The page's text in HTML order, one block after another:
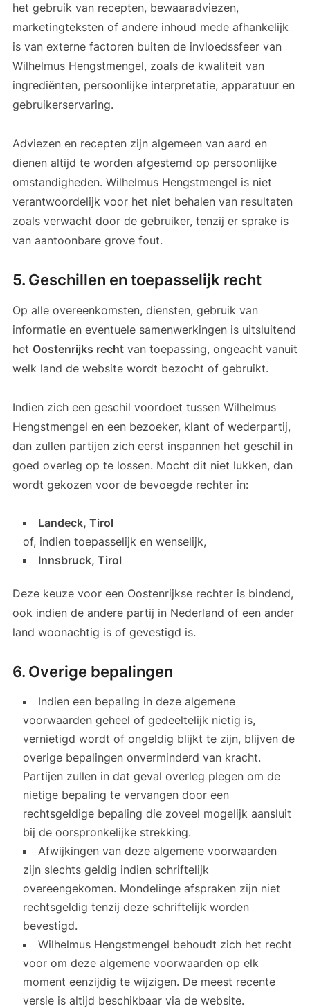
het gebruik van recepten, bewaaradviezen,
marketingteksten of andere inhoud mede afhankelijk
is van externe factoren buiten de invloedssfeer van
Wilhelmus Hengstmengel, zoals de kwaliteit van
ingrediënten, persoonlijke interpretatie, apparatuur en
gebruikerservaring.
Adviezen en recepten zijn algemeen van aard en
dienen altijd te worden afgestemd op persoonlijke
omstandigheden. Wilhelmus Hengstmengel is niet
verantwoordelijk voor het niet behalen van resultaten
zoals verwacht door de gebruiker, tenzij er sprake is
van aantoonbare grove fout.
5. Geschillen en toepasselijk recht
Op alle overeenkomsten, diensten, gebruik van
informatie en eventuele samenwerkingen is uitsluitend
het Oostenrijks rechtvan toepassing, ongeacht vanuit
welk land de website wordt bezocht of gebruikt.
Indien zich een geschil voordoet tussen Wilhelmus
Hengstmengel en een bezoeker, klant of wederpartij,
dan zullen partijen zich eerst inspannen het geschil in
goed overleg op te lossen. Mocht dit niet lukken, dan
wordt gekozen voor de bevoegde rechter in:
Landeck, Tirol
of, indien toepasselijk en wenselijk,
Innsbruck, Tirol
Deze keuze voor een Oostenrijkse rechter is bindend,
ook indien de andere partij in Nederland of een ander
land woonachtig is of gevestigd is.
6. Overige bepalingen
Indien een bepaling in deze algemene
voorwaarden geheel of gedeeltelijk nietig is,
vernietigd wordt of ongeldig blijkt te zijn, blijven de
overige bepalingen onverminderd van kracht.
Partijen zullen in dat geval overleg plegen om de
nietige bepaling te vervangen door een
rechtsgeldige bepaling die zoveel mogelijk aansluit
bij de oorspronkelijke strekking.
Afwijkingen van deze algemene voorwaarden
zijn slechts geldig indien schriftelijk
overeengekomen. Mondelinge afspraken zijn niet
rechtsgeldig tenzij deze schriftelijk worden
bevestigd.
Wilhelmus Hengstmengel behoudt zich het recht
voor om deze algemene voorwaarden op elk
moment eenzijdig te wijzigen. De meest recente
versie is altijd beschikbaar via de website.